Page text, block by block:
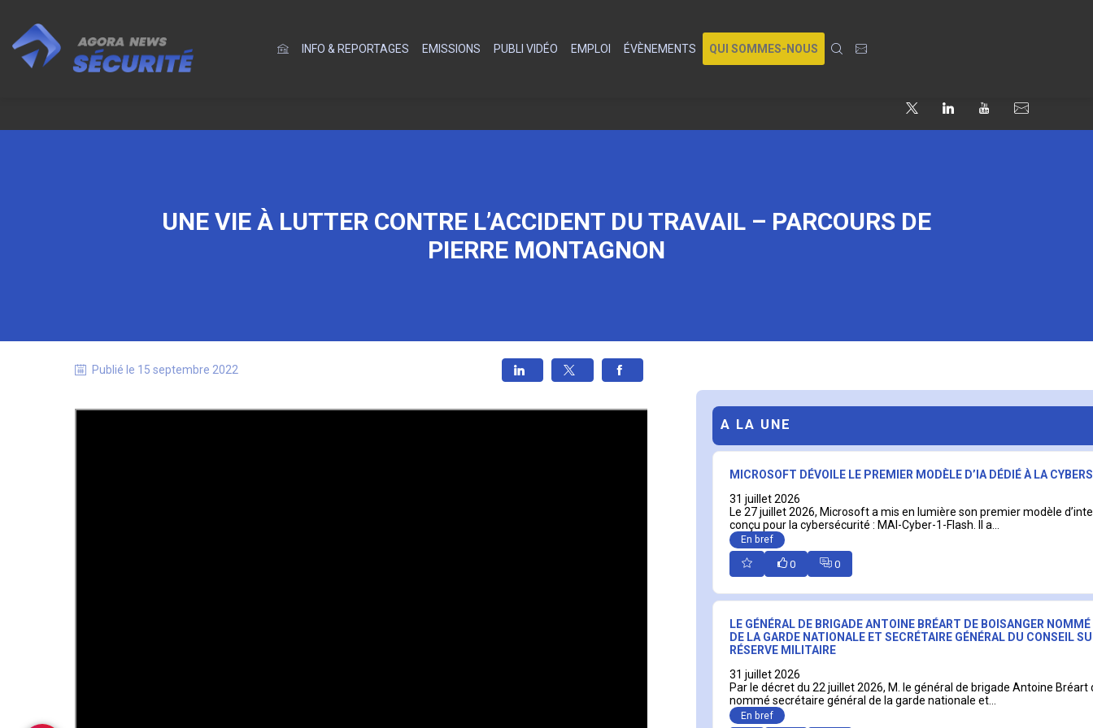
INFO & REPORTAGES EMISSIONS PUBLI VIDÉO EMPLOI ÉVÈNEMENTS QUI SOMMES-NOUS
UNE VIE À LUTTER CONTRE L’ACCIDENT DU TRAVAIL – PARCOURS DE
PIERRE MONTAGNON
Publié le 15 septembre 2022
A LA UNE
MICROSOFT DÉVOILE LE PREMIER MODÈLE D’IA DÉDIÉ À LA
31 juillet 2026
Le 27 juillet 2026, Microsoft a mis en lumière son premier modèle
conçu pour la cybersécurité : MAI-Cyber-1-Flash. Il a...
En bref
0 0
LE GÉNÉRAL DE BRIGADE ANTOINE BRÉART DE BOISANGER
DE LA GARDE NATIONALE ET SECRÉTAIRE GÉNÉRAL DU CONSEIL
RÉSERVE MILITAIRE
31 juillet 2026
Par le décret du 22 juillet 2026, M. le général de brigade Antoine Bréart
nommé secrétaire général de la garde nationale et...
En bref